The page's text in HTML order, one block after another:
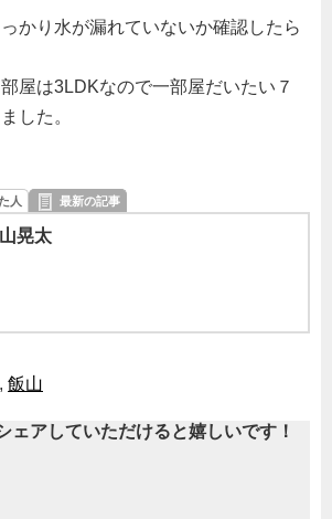
かり水が漏れていないか確認したら
屋は3LDKなので一部屋だいたい７
した。
人 最新の記事
晃太
, 飯山
ェアしていただけると嬉しいです！